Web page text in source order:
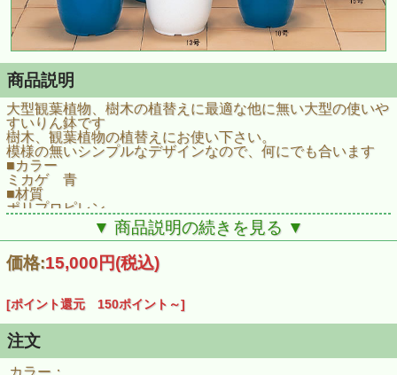
商品説明
大型観葉植物、樹木の植替えに最適な他に無い大型の使いや
すいりん鉢です
樹木、観葉植物の植替えにお使い下さい。
模様の無いシンプルなデザインなので、何にでも合います
■カラー
ミカゲ 青
■材質
ポリプロピレン
直径750×460mm
■容量
100.0L
▼ 商品説明の続きを見る ▼
価格:15,000円(税込)
[ポイント還元 150ポイント～]
注文